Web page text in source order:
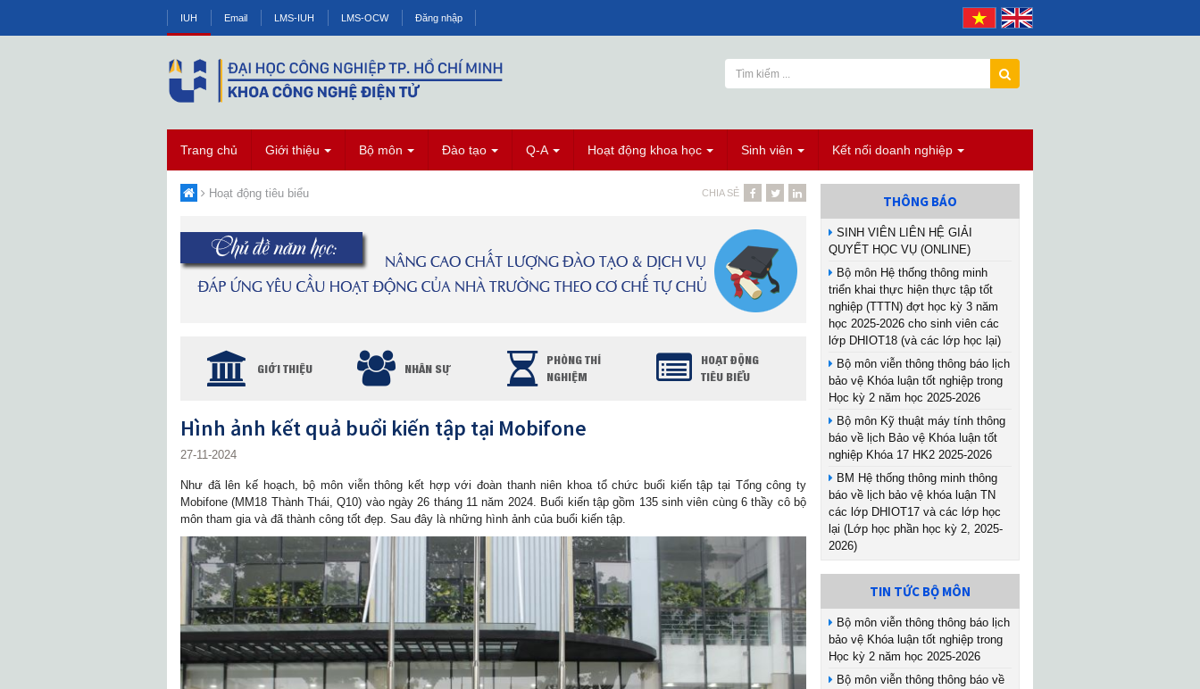
IUH Email LMS-IUH LMS-OCW Đăng nhập
Trang chủ Giới thiệu Bộ môn Đào tạo Q-A Hoạt động khoa học Sinh viên Kết nối doanh nghiệp
Hoạt động tiêu biểu CHIA SẺ
GIỚI THIỆU NHÂN SỰ
PHÒNG THÍ
NGHIỆM
HOẠT ĐỘNG
TIÊU BIỂU
Hình ảnh kết quả buổi kiến tập tại Mobifone
27-11-2024
Như đã lên kế hoạch, bộ môn viễn thông kết hợp với đoàn thanh niên khoa tổ chức buổi kiến tập tại Tổng công ty
Mobifone (MM18 Thành Thái, Q10) vào ngày 26 tháng 11 năm 2024. Buổi kiến tập gồm 135 sinh viên cùng 6 thầy cô bộ
môn tham gia và đã thành công tốt đẹp. Sau đây là những hình ảnh của buổi kiến tập.
THÔNG BÁO
SINH VIÊN LIÊN HỆ GIẢI
QUYẾT HỌC VỤ (ONLINE)
Bộ môn Hệ thống thông minh
triển khai thực hiện thực tập tốt
nghiệp (TTTN) đợt học kỳ 3 năm
học 2025-2026 cho sinh viên các
lớp DHIOT18 (và các lớp học lại)
Bộ môn viễn thông thông báo lịch
bảo vệ Khóa luận tốt nghiệp trong
Học kỳ 2 năm học 2025-2026
Bộ môn Kỹ thuật máy tính thông
báo về lịch Bảo vệ Khóa luận tốt
nghiệp Khóa 17 HK2 2025-2026
BM Hệ thống thông minh thông
báo về lịch bảo vệ khóa luận TN
các lớp DHIOT17 và các lớp học
lại (Lớp học phần học kỳ 2, 2025-
2026)
TIN TỨC BỘ MÔN
Bộ môn viễn thông thông báo lịch
bảo vệ Khóa luận tốt nghiệp trong
Học kỳ 2 năm học 2025-2026
Bộ môn viễn thông thông báo về